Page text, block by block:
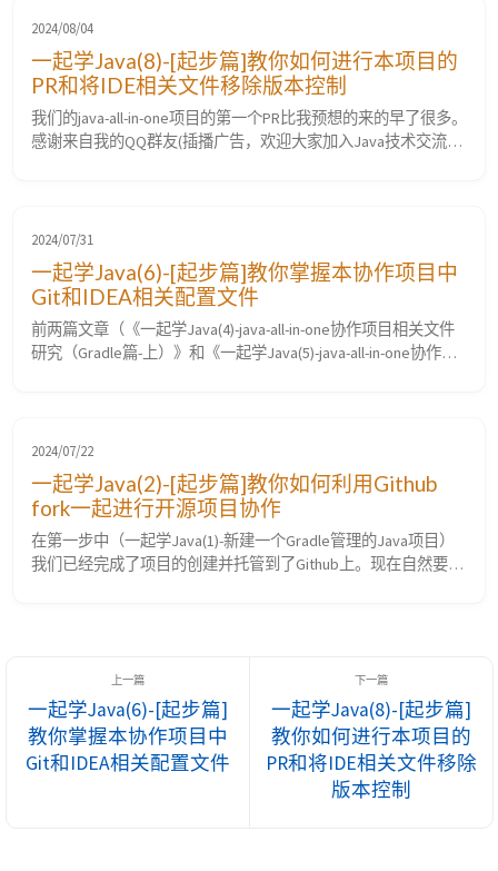
2024/08/04
一起学Java(8)-[起步篇]教你如何进行本项目的
PR和将IDE相关文件移除版本控制
我们的java-all-in-one项目的第一个PR比我预想的来的早了很多。
感谢来自我的QQ群友(插播广告，欢迎大家加入Java技术交流群
做的更改，并请求他们将这些更改合并到主...
2024/07/31
一起学Java(6)-[起步篇]教你掌握本协作项目中
Git和IDEA相关配置文件
前两篇文章（《一起学Java(4)-java-all-in-one协作项目相关文件
研究（Gradle篇-上）》和《一起学Java(5)-java-all-in-one协作项
文件 ...
2024/07/22
一起学Java(2)-[起步篇]教你如何利用Github
fork一起进行开源项目协作
在第一步中（一起学Java(1)-新建一个Gradle管理的Java项目）
我们已经完成了项目的创建并托管到了Github上。现在自然要首
一起学Java(6)-[起步篇]
教你掌握本协作项目中
Git和IDEA相关配置文件
一起学Java(8)-[起步篇]
教你如何进行本项目的
PR和将IDE相关文件移除
版本控制